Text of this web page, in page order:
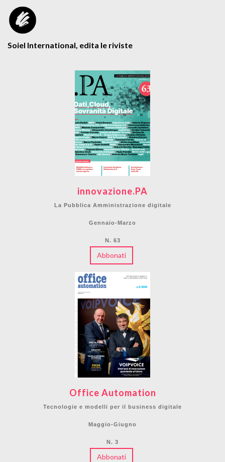
Soiel International, edita le riviste
innovazione.PA
La Pubblica Amministrazione digitale
Gennaio-Marzo
N. 63
Abbonati
Office Automation
Tecnologie e modelli per il business digitale
Maggio-Giugno
N. 3
Abbonati